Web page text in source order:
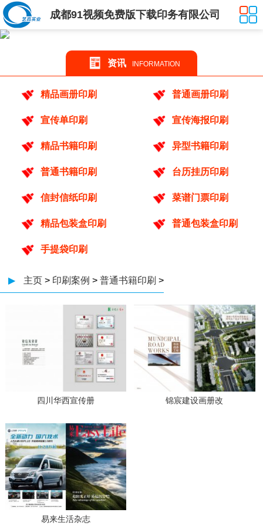
成都91视频免费版下载印务有限公司
资讯 INFORMATION
精品画册印刷 普通画册印刷
宣传单印刷 宣传海报印刷
精品书籍印刷 异型书籍印刷
普通书籍印刷 台历挂历印刷
信封信纸印刷 菜谱门票印刷
精品包装盒印刷 普通包装盒印刷
手提袋印刷
▶ 主页 > 印刷案例 > 普通书籍印刷 >
四川华西宣传册 锦宸建设画册改
易来生活杂志